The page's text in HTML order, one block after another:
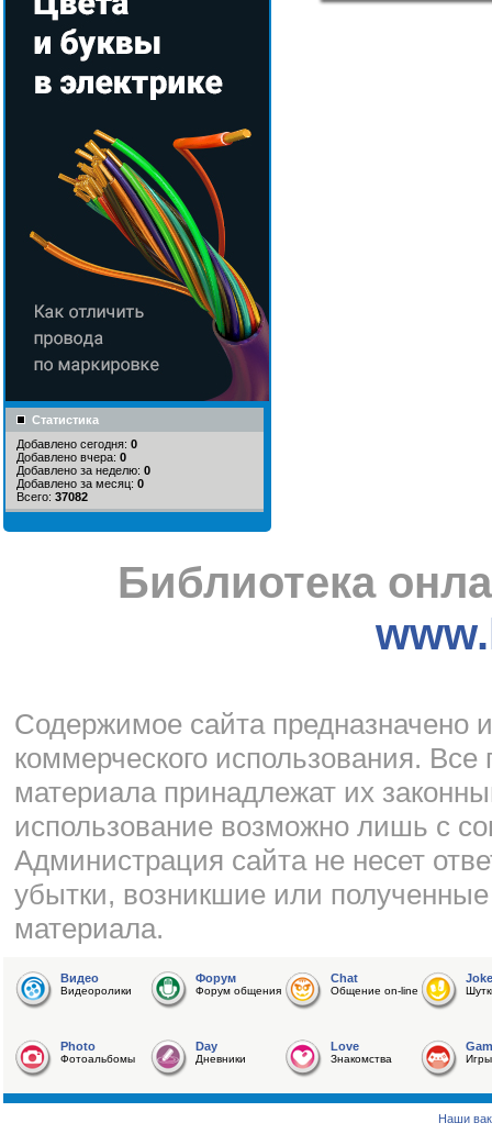
Статистика
Добавлено сегодня: 0
Добавлено вчера: 0
Добавлено за неделю: 0
Добавлено за месяц: 0
Всего: 37082
Библиотека
Cодержимое сайта предназначено
коммерческого использования.
материала принадлежат их
использование возможно лишь с
Администрация сайта не несет
убытки, возникшие или
материала.
Видео
Видеоролики
Форум
Форум общения
Chat
Общение on-line
Joke
Photo
Фотоальбомы
Day
Дневники
Love
Знакомства Игры
Наши